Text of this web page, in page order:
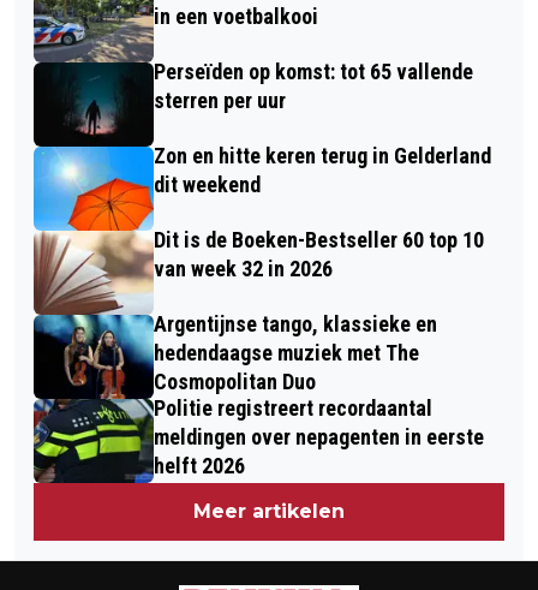
in een voetbalkooi
Perseïden op komst: tot 65 vallende
sterren per uur
Zon en hitte keren terug in Gelderland
dit weekend
Dit is de Boeken-Bestseller 60 top 10
van week 32 in 2026
Argentijnse tango, klassieke en
hedendaagse muziek met The
Cosmopolitan Duo
Politie registreert recordaantal
meldingen over nepagenten in eerste
helft 2026
Meer artikelen